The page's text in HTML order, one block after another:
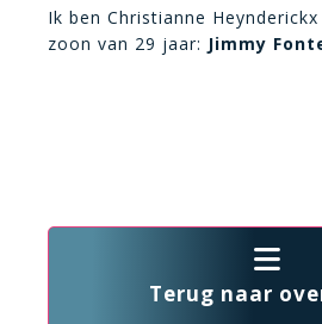
Ik ben Christianne
zoon van 29 jaar: Jimmy
Terug naar